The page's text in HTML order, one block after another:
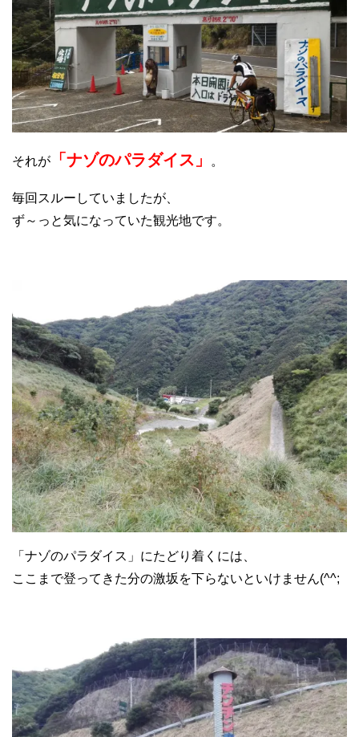
それが 「ナゾのパラダイス」 。
毎回スルーしていましたが、
ず～っと気になっていた観光地です。
「ナゾのパラダイス」にたどり着くには、
ここまで登ってきた分の激坂を下らないといけません(^^;